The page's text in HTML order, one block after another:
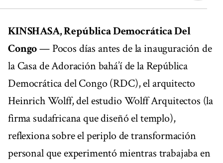
KINSHASA, República Democrática Del
Congo— Pocos días antes de la inauguración de
la Casa de Adoración bahá’í de la República
Democrática del Congo (RDC), el arquitecto
Heinrich Wolff, del estudio Wolff Arquitectos (la
firma sudafricana que diseñó el templo),
reflexiona sobre el periplo de transformación
personal que experimentó mientras trabajaba en